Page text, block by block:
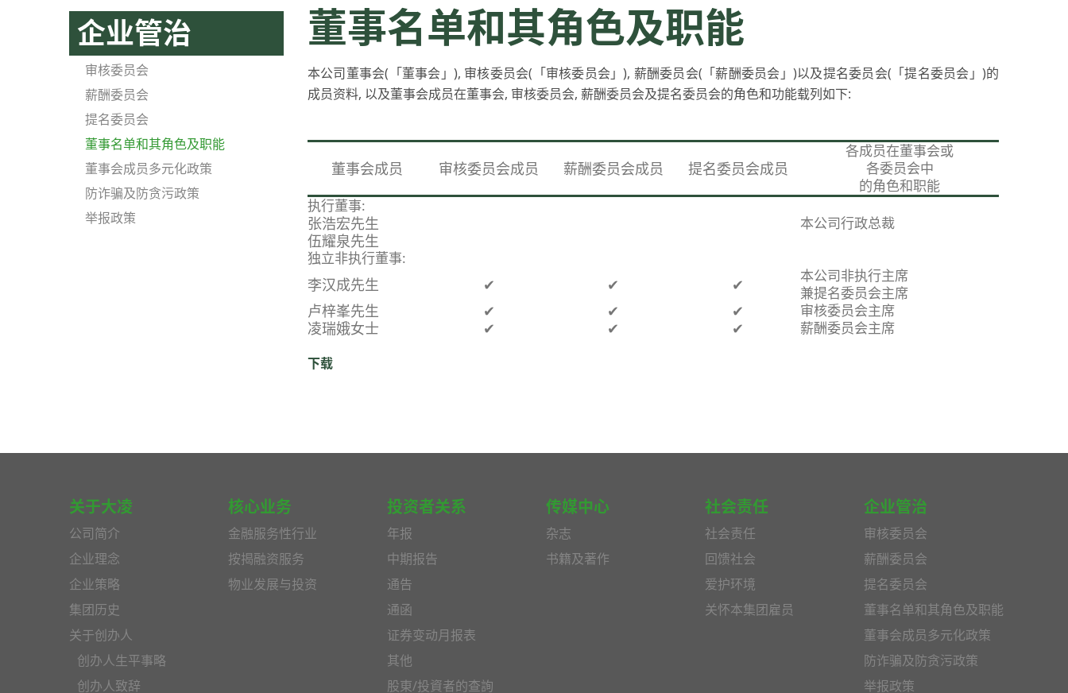
企业管治
审核委员会
薪酬委员会
提名委员会
董事名单和其角色及职能
董事会成员多元化政策
防诈骗及防贪污政策
举报政策
董事名单和其角色及职能
本公司董事会(「董事会」), 审核委员会(「审核委员会」), 薪酬委员会(「薪酬委员会」)以及提名委员会(「提名委员会」)的
成员资料, 以及董事会成员在董事会, 审核委员会, 薪酬委员会及提名委员会的角色和功能载列如下:
董事会成员 审核委员会成员 薪酬委员会成员 提名委员会成员
各成员在董事会或
各委员会中
的角色和职能
执行董事:
张浩宏先生 本公司行政总裁
伍耀泉先生
独立非执行董事:
李汉成先生 ✔ ✔ ✔
本公司非执行主席
兼提名委员会主席
卢梓峯先生 ✔ ✔ ✔ 审核委员会主席
凌瑞娥女士 ✔ ✔ ✔ 薪酬委员会主席
下载
关于大凌
公司简介
企业理念
企业策略
集团历史
关于创办人
创办人生平事略
创办人致辞
核心业务
金融服务性行业
按揭融资服务
物业发展与投资
投资者关系
年报
中期报告
通告
通函
证券变动月报表
其他
股東/投資者的查詢
传媒中心
杂志
书籍及著作
社会责任
社会责任
回馈社会
爱护环境
关怀本集团雇员
企业管治
审核委员会
薪酬委员会
提名委员会
董事名单和其角色及职能
董事会成员多元化政策
防诈骗及防贪污政策
举报政策